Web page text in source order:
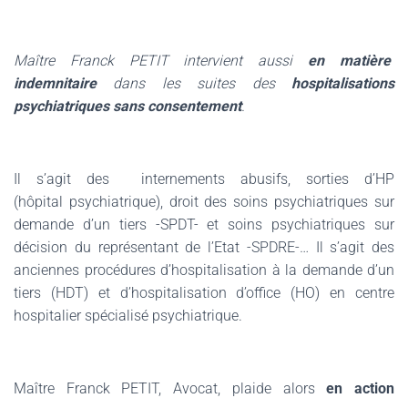
Maître Franck PETIT intervient aussi en matière
indemnitairedans les suites des hospitalisations
psychiatriques sans consentement.
Il s’agit des internements abusifs, sorties d’HP
(hôpital psychiatrique), droit des soins psychiatriques sur
demande d’un tiers -SPDT- et soins psychiatriques sur
décision du représentant de l’Etat -SPDRE-… Il s’agit des
anciennes procédures d’hospitalisation à la demande d’un
tiers (HDT) et d’hospitalisation d’office (HO) en centre
hospitalier spécialisé psychiatrique.
Maître Franck PETIT, Avocat, plaide alorsen action